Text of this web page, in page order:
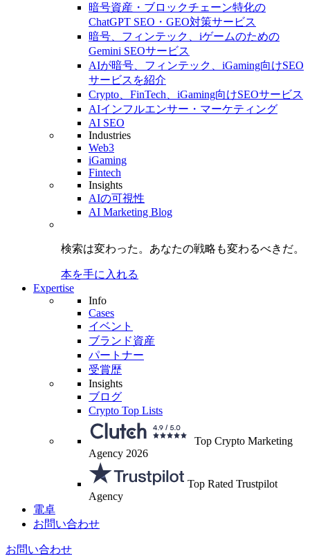
暗号資産・ブロックチェーン特化の
ChatGPT SEO・GEO対策サービス
暗号、フィンテック、iゲームのための
Gemini SEOサービス
AIが暗号、フィンテック、iGaming向けSEO
サービスを紹介
Crypto、FinTech、iGaming向けSEOサービス
AIインフルエンサー・マーケティング
AI SEO
Industries
Web3
iGaming
Fintech
Insights
AIの可視性
AI Marketing Blog
検索は変わった。 あなたの戦略も変わるべきだ。
本を手に入れる
Expertise
Info
Cases
イベント
ブランド資産
パートナー
受賞歴
Insights
ブログ
Crypto Top Lists
Top Crypto Marketing
Agency 2026
Top Rated Trustpilot
Agency
電卓
お問い合わせ
お問い合わせ